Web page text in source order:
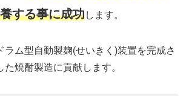
する事に成功します。
ラム型自動製麹(せいきく)装置を完成さ
焼酎製造に貢献します。